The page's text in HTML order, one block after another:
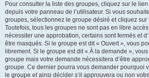
Pour consulter la liste des groupes, cliquez sur le lien
depuis votre panneau de l’utilisateur. Si vous
groupes, sélectionnez le groupe désiré et cliquez
Toutefois, tous les groupes ne sont pas en libre
nécessiter une approbation, certains sont fermés et
être masqués. Si le groupe est dit « Ouvert », vous
librement. Si le groupe est dit « À la demande »,
groupe mais votre demande nécessitera d’être
groupe. Ce dernier pourra vous demander pourquoi
le groupe et ainsi décider s’il approuvera ou non